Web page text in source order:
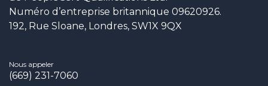
Numéro d’entreprise britannique 09620926.
192, Rue Sloane, Londres, SW1X 9QX
Nous appeler
(669) 231-7060